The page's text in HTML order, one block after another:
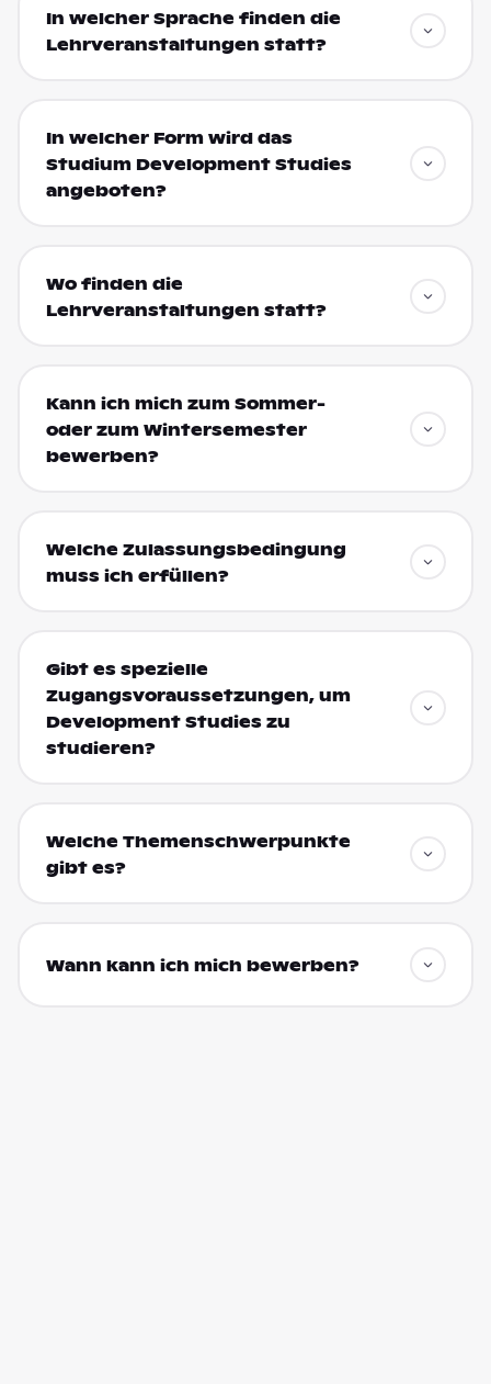
In welcher Sprache finden die
Lehrveranstaltungen statt?
In welcher Form wird das
Studium Development Studies
angeboten?
Wo finden die
Lehrveranstaltungen statt?
Kann ich mich zum Sommer-
oder zum Wintersemester
bewerben?
Welche Zulassungsbedingung
muss ich erfüllen?
Gibt es spezielle
Zugangsvoraussetzungen, um
Development Studies zu
studieren?
Welche Themenschwerpunkte
gibt es?
Wann kann ich mich bewerben?